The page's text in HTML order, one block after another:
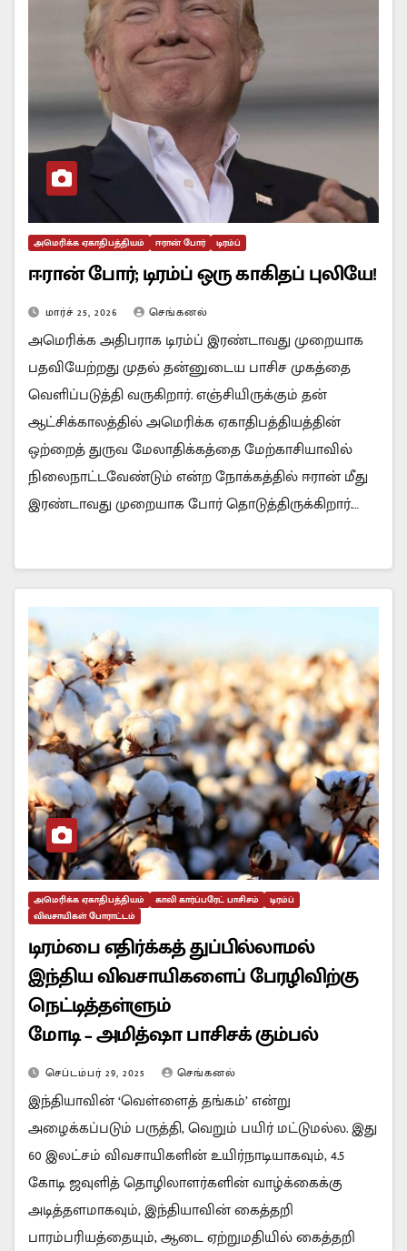
அமெரிக்க ஏகாதிபத்தியம் ஈரான் போர் டிரம்ப்
ஈரான் போர்; டிரம்ப் ஒரு காகிதப் புலியே!
மார்ச் 25, 2026 செங்கனல்
அமெரிக்க அதிபராக டிரம்ப் இரண்டாவது முறையாக
பதவியேற்றது முதல் தன்னுடைய பாசிச முகத்தை
வெளிப்படுத்தி வருகிறார். எஞ்சியிருக்கும் தன்
ஆட்சிக்காலத்தில் அமெரிக்க ஏகாதிபத்தியத்தின்
ஒற்றைத் துருவ மேலாதிக்கத்தை மேற்காசியாவில்
நிலைநாட்டவேண்டும் என்ற நோக்கத்தில் ஈரான் மீது
இரண்டாவது முறையாக போர் தொடுத்திருக்கிறார்.…
அமெரிக்க ஏகாதிபத்தியம் காவி கார்ப்பரேட் பாசிசம்
டிரம்ப்
விவசாயிகள் போராட்டம்
டிரம்பை எதிர்க்கத் துப்பில்லாமல்
இந்திய விவசாயிகளைப் பேரழிவிற்கு
நெட்டித்தள்ளும்
மோடி – அமித்ஷா பாசிசக் கும்பல்
செப்டம்பர் 29, 2025 செங்கனல்
இந்தியாவின் ‘வெள்ளைத் தங்கம்’ என்று
அழைக்கப்படும் பருத்தி, வெறும் பயிர் மட்டுமல்ல. இது
60 இலட்சம் விவசாயிகளின் உயிர்நாடியாகவும், 4.5
கோடி ஜவுளித் தொழிலாளர்களின் வாழ்க்கைக்கு
அடித்தளமாகவும், இந்தியாவின் கைத்தறி
பாரம்பரியத்தையும், ஆடை ஏற்றுமதியில் கைத்தறி